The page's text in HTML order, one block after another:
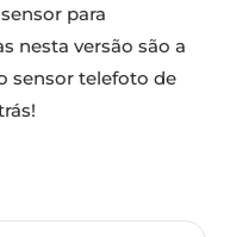
para
nesta versão são a
sensor telefoto de